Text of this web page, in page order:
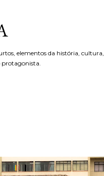
elementos da história, cultura,
protagonista.